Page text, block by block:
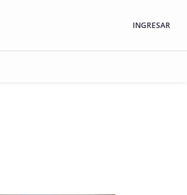
INGRESAR